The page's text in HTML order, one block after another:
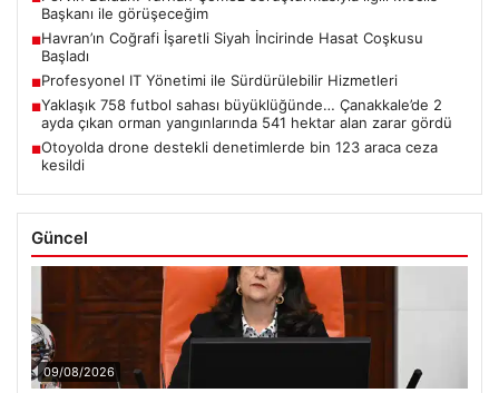
Başkanı ile görüşeceğim
■Havran’ın Coğrafi İşaretli Siyah İncirinde Hasat Coşkusu
Başladı
■Profesyonel IT Yönetimi ile Sürdürülebilir Hizmetleri
■Yaklaşık 758 futbol sahası büyüklüğünde… Çanakkale’de 2
ayda çıkan orman yangınlarında 541 hektar alan zarar gördü
■Otoyolda drone destekli denetimlerde bin 123 araca ceza
kesildi
Güncel
09/08/2026